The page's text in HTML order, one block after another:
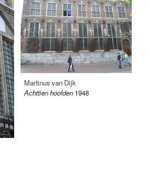
Martinus van Dijk
Achttien hoofden 1948